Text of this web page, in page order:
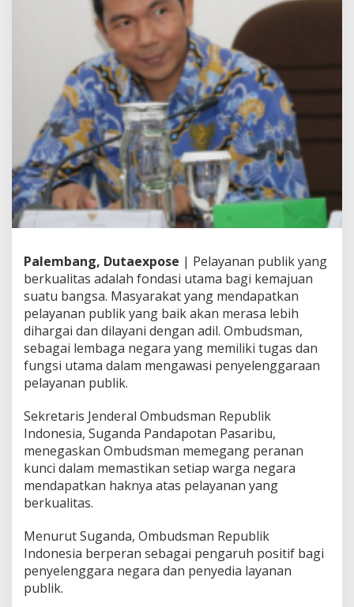
s
t
r
a
s
i
,
T
u
g
a
s
U
t
m
O
m
b
u
d
s
m
a
n
d
l
a
m
P
e
l
a
n
a
n
Palembang, Dutaexpose | Pelayanan publik yang
berkualitas adalah fondasi utama bagi kemajuan
suatu bangsa. Masyarakat yang mendapatkan
pelayanan publik yang baik akan merasa lebih
dihargai dan dilayani dengan adil. Ombudsman,
sebagai lembaga negara yang memiliki tugas dan
fungsi utama dalam mengawasi penyelenggaraan
pelayanan publik.
Sekretaris Jenderal Ombudsman Republik
Indonesia, Suganda Pandapotan Pasaribu,
menegaskan Ombudsman memegang peranan
kunci dalam memastikan setiap warga negara
mendapatkan haknya atas pelayanan yang
berkualitas.
Menurut Suganda, Ombudsman Republik
Indonesia berperan sebagai pengaruh positif bagi
penyelenggara negara dan penyedia layanan
publik.